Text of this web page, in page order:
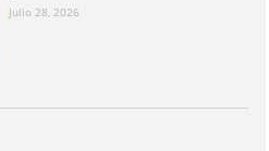
Julio 28, 2026